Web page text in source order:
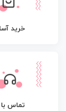
خرید
تماس با